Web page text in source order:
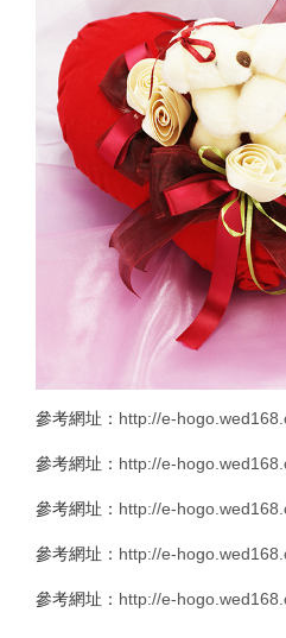
參考網址： http://e-
參考網址： http://e-
參考網址： http://e-
參考網址： http://e-
參考網址： http://e-